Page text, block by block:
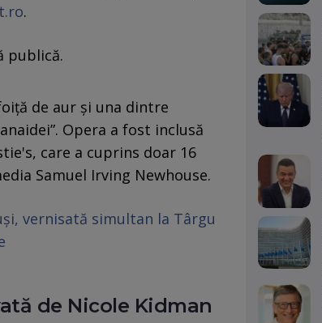
.
publică.
de aur și una dintre
Opera a fost inclusă
care a cuprins doar 16
Samuel Irving Newhouse.
vernisată simultan la Târgu
de Nicole Kidman